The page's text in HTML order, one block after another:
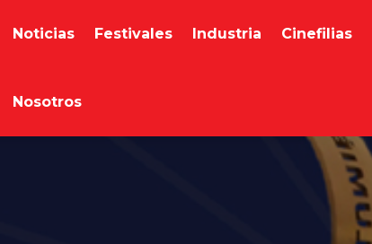
Noticias Festivales Industria Cinefilias
Nosotros